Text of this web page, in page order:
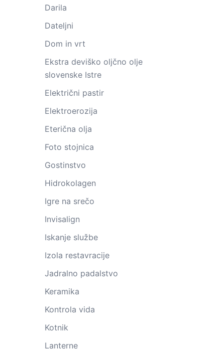
Darila
Dateljni
Dom in vrt
Ekstra deviško oljčno olje
slovenske Istre
Električni pastir
Elektroerozija
Eterična olja
Foto stojnica
Gostinstvo
Hidrokolagen
Igre na srečo
Invisalign
Iskanje službe
Izola restavracije
Jadralno padalstvo
Keramika
Kontrola vida
Kotnik
Lanterne